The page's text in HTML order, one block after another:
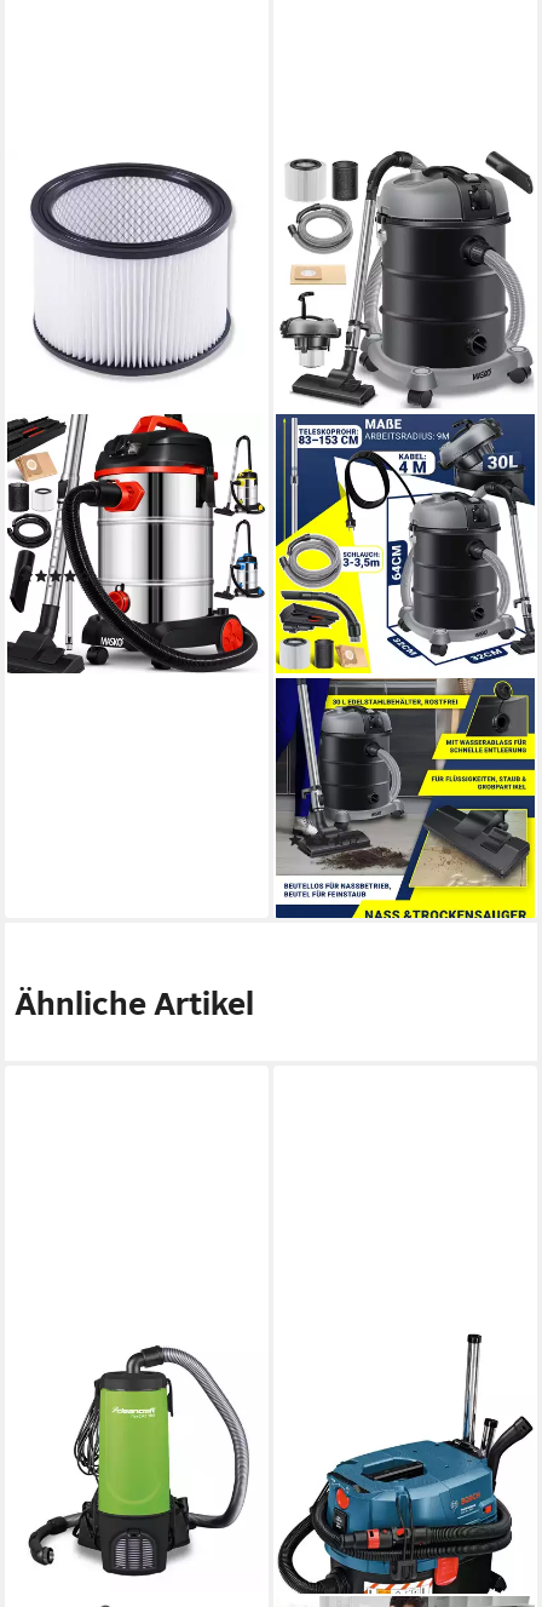
MASKO
Industriesauger, 18 W,
Industriestaubsauger
Staubsauger Nass Trocken
Sauger Edelstahl
(1)
14,90 €
lieferbar - in 3-4 Werktagen bei dir
MASKO
Industriesauger, 34 W,
Industriestaubsauger
Staubsauger Nass Trocken
Sauger Edelstahl
(12)
89,80 €
lieferbar - in 3-4 Werktagen bei dir
Ähnliche Artikel